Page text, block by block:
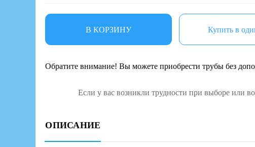
В КОРЗИНУ Купить в
Обратите внимание! Вы можете приобрести трубы без
Если у вас возникли трудности при выборе или
ОПИСАНИЕ